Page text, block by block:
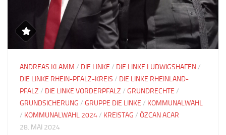
ANDREAS KLAMM / DIE LINKE / DIE LINKE LUDWIGSHAFEN/
DIE LINKE RHEIN-PFALZ-KREIS / DIE LINKE RHEINLAND-
PFALZ / DIE LINKE VORDERPFALZ / GRUNDRECHTE /
GRUNDSICHERUNG / GRUPPE DIE LINKE / KOMMUNALWAHL
/ KOMMUNALWAHL 2024/ KREISTAG / ÖZCAN ACAR
28. MAI 2024